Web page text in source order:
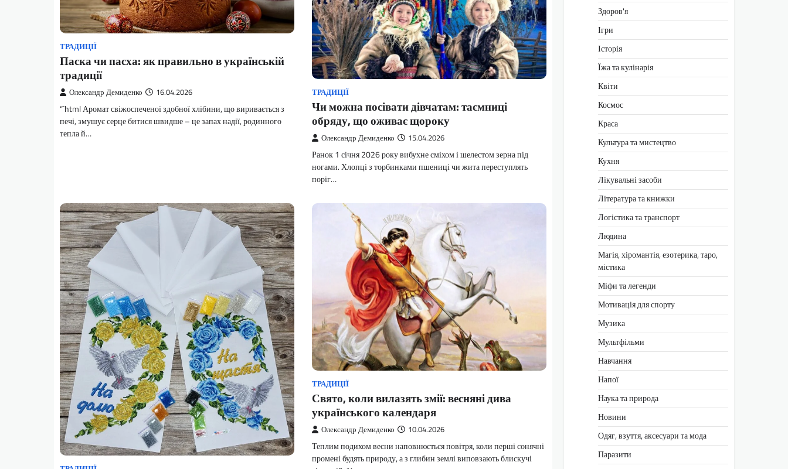
ТРАДИЦІЇ
Паска чи пасха: як правильно в українській
традиції
Олександр Демиденко 16.04.2026
“`html Аромат свіжоспеченої здобної хлібини, що виривається з
печі, змушує серце битися швидше – це запах надії, родинного
тепла й…
ТРАДИЦІЇ
Чи можна посівати дівчатам: таємниці
обряду, що оживає щороку
Олександр Демиденко 15.04.2026
Ранок 1 січня 2026 року вибухне сміхом і шелестом зерна під
ногами. Хлопці з торбинками пшениці чи жита переступлять
поріг…
ТРАДИЦІЇ
Свято, коли вилазять змії: весняні дива
українського календаря
Олександр Демиденко 10.04.2026
Теплим подихом весни наповнюється повітря, коли перші сонячні
промені будять природу, а з глибин землі виповзають блискучі
Здоров'я
Ігри
Історія
Їжа та кулінарія
Квіти
Космос
Краса
Культура та мистецтво
Кухня
Лікувальні засоби
Література та книжки
Логістика та транспорт
Людина
Магія, хіромантія, езотерика, таро,
містика
Міфи та легенди
Мотивація для спорту
Музика
Мультфільми
Навчання
Напої
Наука та природа
Новини
Одяг, взуття, аксесуари та мода
Паразити